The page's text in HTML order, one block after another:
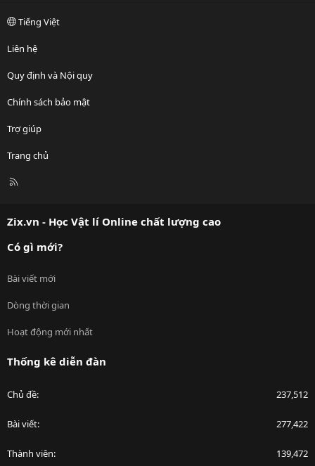
Tiếng Việt
Liên hệ
Quy định và Nội quy
Chính sách bảo mật
Trợ giúp
Trang chủ
R
Zix.vn - Học Vật lí Online chất lượng cao
Có gì mới?
Bài viết mới
Dòng thời gian
Hoạt động mới nhất
Thống kê diễn đàn
Chủ đề 237,512
Bài viết 277,422
Thành viên 139,472